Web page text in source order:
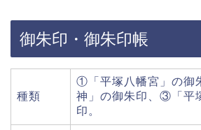
御朱印・御朱印帳
種類
①「平塚八幡宮」の御
神」の御朱印、③「平
印。